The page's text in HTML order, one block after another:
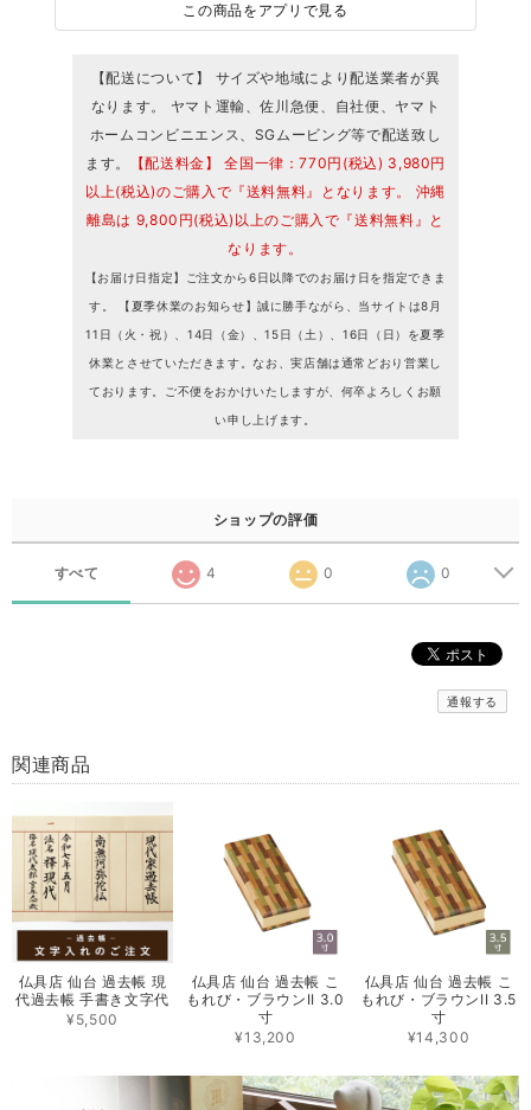
この商品をアプリで見る
【配送について】 サイズや地域により配送業者が異
なります。 ヤマト運輸、佐川急便、自社便、ヤマト
ホームコンビニエンス、SGムービング等で配送致し
ます。
【配送料金】 全国一律：770円(税込) 3,980円
以上(税込)のご購入で『送料無料』となります。 沖縄
離島は 9,800円(税込)以上のご購入で『送料無料』と
なります。
【お届け日指定】ご注文から6日以降でのお届け日を指定できま
す。 【夏季休業のお知らせ】誠に勝手ながら、当サイトは8月
11日（火・祝）、14日（金）、15日（土）、16日（日）を夏季
休業とさせていただきます。なお、実店舗は通常どおり営業し
ております。ご不便をおかけいたしますが、何卒よろしくお願
い申し上げます。
ショップの評価
すべて 4 0 0
通報する
関連商品
仏具店 仙台 過去帳 現
代過去帳 手書き文字代
¥5,500
仏具店 仙台 過去帳 こ
もれび・ブラウンII 3.0
寸
¥13,200
仏具店 仙台 過去帳 こ
もれび・ブラウンII 3.5
寸
¥14,300